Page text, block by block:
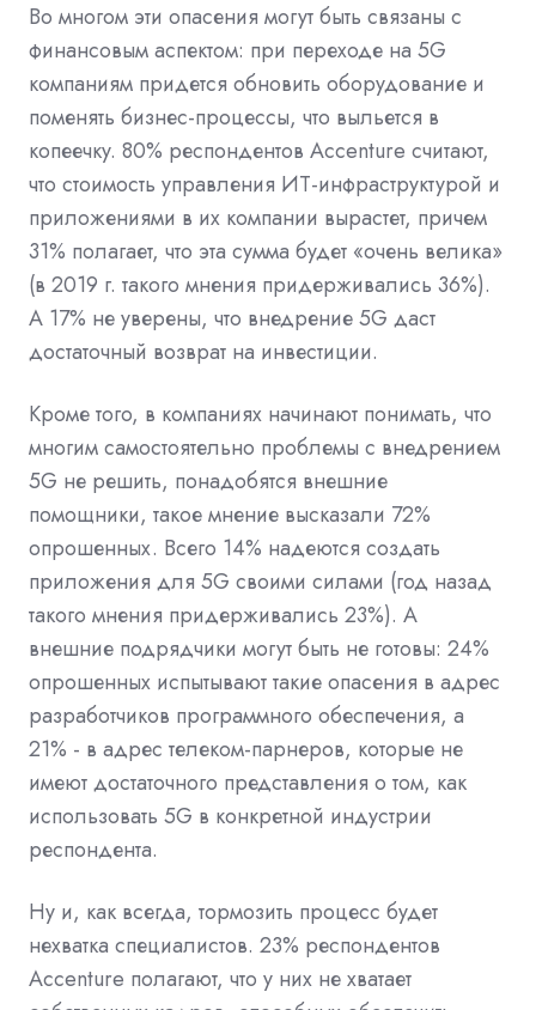
Во многом эти опасения могут быть связаны с
финансовым аспектом: при переходе на 5G
компаниям придется обновить оборудование и
поменять бизнес-процессы, что выльется в
копеечку. 80% респондентов Accenture считают,
что стоимость управления ИТ-инфраструктурой и
приложениями в их компании вырастет, причем
31% полагает, что эта сумма будет «очень велика»
(в 2019 г. такого мнения придерживались 36%).
А 17% не уверены, что внедрение 5G даст
достаточный возврат на инвестиции.
Кроме того, в компаниях начинают понимать, что
многим самостоятельно проблемы с внедрением
5G не решить, понадобятся внешние
помощники, такое мнение высказали 72%
опрошенных. Всего 14% надеются создать
приложения для 5G своими силами (год назад
такого мнения придерживались 23%). А
внешние подрядчики могут быть не готовы: 24%
опрошенных испытывают такие опасения в адрес
разработчиков программного обеспечения, а
21% - в адрес телеком-парнеров, которые не
имеют достаточного представления о том, как
использовать 5G в конкретной индустрии
респондента.
Ну и, как всегда, тормозить процесс будет
нехватка специалистов. 23% респондентов
Accenture полагают, что у них не хватает